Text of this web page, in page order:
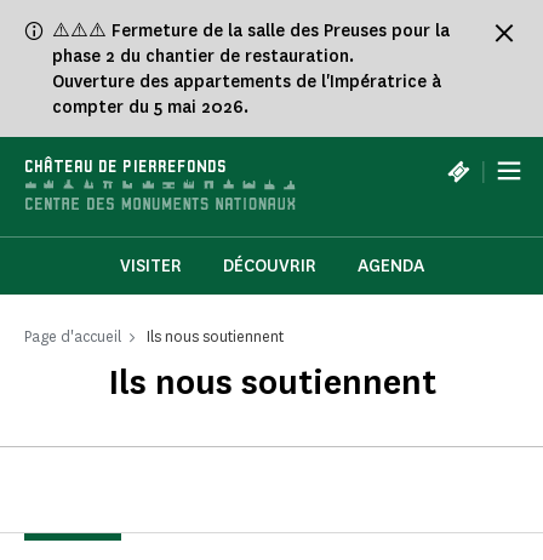
⚠️⚠️⚠️ Fermeture de la salle des Preuses pour la
phase 2 du chantier de restauration.
Ouverture des appartements de l'Impératrice à
compter du 5 mai 2026.
CHÂTEAU DE PIERREFONDS |
VISITER DÉCOUVRIR AGENDA
Page d'accueil Ils nous soutiennent
Ils nous soutiennent